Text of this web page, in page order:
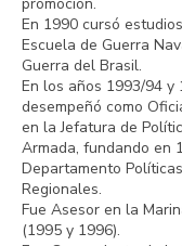
En 1990 cursó
Escuela de Guerra
Guerra del Brasil.
En los años 1993/94 y
desempeñó como
en la Jefatura de
Armada, fundando en
Departamento
Regionales.
Fue Asesor en la
(1995 y 1996).